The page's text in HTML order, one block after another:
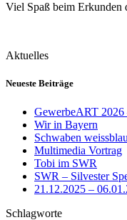
Viel Spaß beim Erkunden
Aktuelles
Neueste Beiträge
GewerbeART 2026
Wir in Bayern
Schwaben
Multimedia Vortrag
Tobi im SWR
SWR – Silvester
21.12.2025 –
Schlagworte